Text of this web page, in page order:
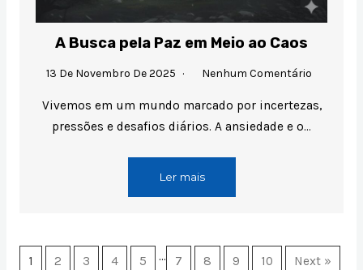
A Busca pela Paz em Meio ao Caos
13 De Novembro De 2025 Nenhum Comentário
Vivemos em um mundo marcado por incertezas,
pressões e desafios diários. A ansiedade e o…
Ler mais
1 2 3 4 5 … 7 8 9 10 Next »